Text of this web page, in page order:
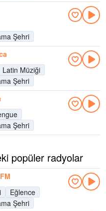
Şehri
Latin Müziği
Şehri
Şehri
popüler radyolar
Eğlence
Şehri